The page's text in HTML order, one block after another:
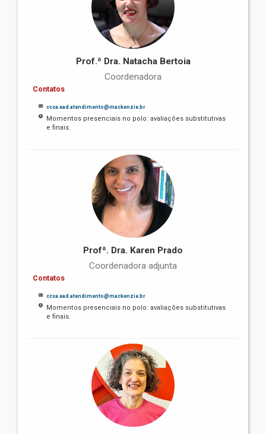
Prof.ª Dra. Natacha Bertoia
Coordenadora
Contatos
ccsa.ead.atendimento@mackenzie.br
Momentos presenciais no polo: avaliações substitutivas
e finais.
Profª. Dra. Karen Prado
Coordenadora adjunta
Contatos
ccsa.ead.atendimento@mackenzie.br
Momentos presenciais no polo: avaliações substitutivas
e finais.